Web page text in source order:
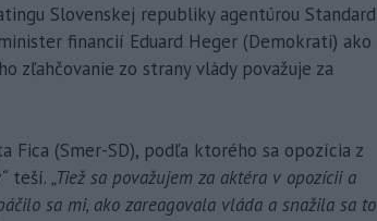
Slovenskej republiky agentúrou Standard
financií Eduard Heger (Demokrati) ako
zľahčovanie zo strany vlády považuje za
(Smer-SD), podľa ktorého sa opozícia z
teší. „Tiež sa považujem za aktéra v opozícii a
sa mi, ako zareagovala vláda a snažila sa to